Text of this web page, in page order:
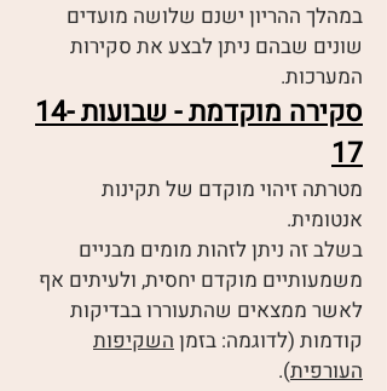
במהלך ההריון ישנם שלושה מועדים
שונים שבהם ניתן לבצע את סקירות
המערכות.
סקירה מוקדמת - שבועות 14-
17
מטרתה זיהוי מוקדם של תקינות
אנטומית.
בשלב זה ניתן לזהות מומים מבניים
משמעותיים מוקדם יחסית, ולעיתים אף
לאשר ממצאים שהתעוררו בבדיקות
קודמות (לדוגמה: בזמןהשקיפות
העורפית).